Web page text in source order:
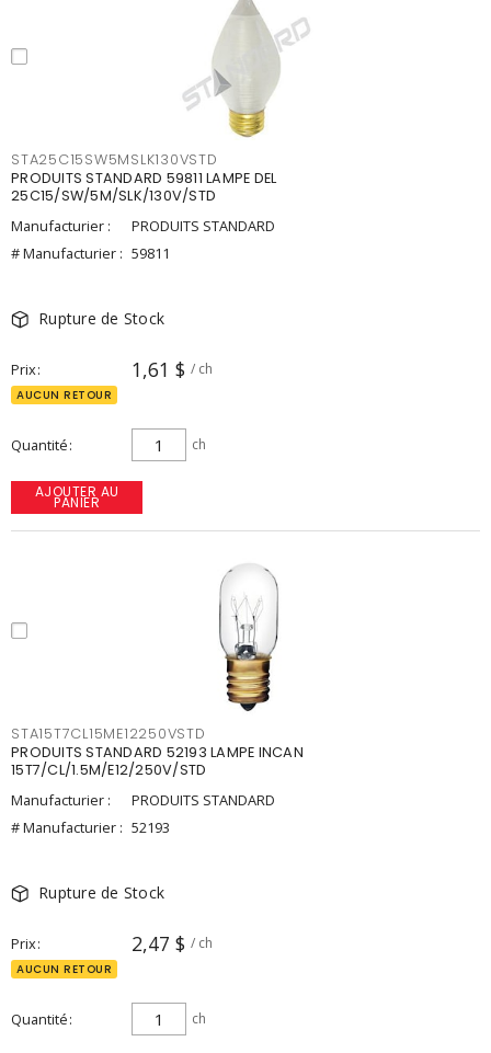
STA25C15SW5MSLK130VSTD
PRODUITS STANDARD 59811 LAMPE DEL
25C15/SW/5M/SLK/130V/STD
Manufacturier :
PRODUITS STANDARD
# Manufacturier : 59811
Rupture de Stock
Prix 1,61 $ / ch
AUCUN RETOUR
Quantité ch
AJOUTER AU
PANIER
STA15T7CL15ME12250VSTD
PRODUITS STANDARD 52193 LAMPE INCAN
15T7/CL/1.5M/E12/250V/STD
Manufacturier :
PRODUITS STANDARD
# Manufacturier : 52193
Rupture de Stock
Prix 2,47 $ / ch
AUCUN RETOUR
Quantité ch